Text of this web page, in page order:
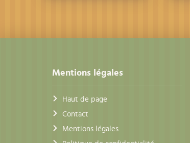
Mentions légales
Haut de page
Contact
Mentions légales